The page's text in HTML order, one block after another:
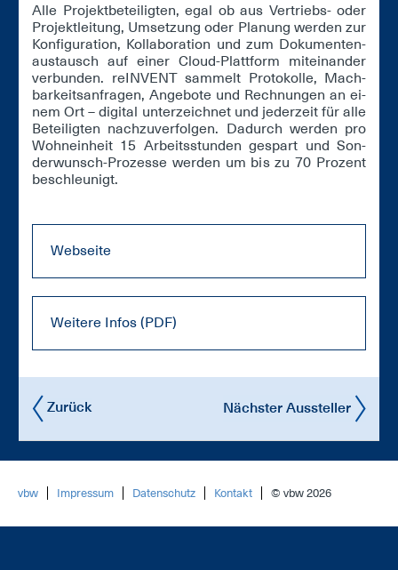
Al­le Pro­jekt­be­tei­lig­ten, egal ob aus Ver­triebs- oder
Pro­jekt­lei­tung, Um­set­zung oder Pla­nung wer­den zur
Kon­fi­gu­ra­ti­on, Kol­la­bo­ra­ti­on und zum Do­ku­men­ten­
aus­tausch auf ei­ner Cloud-Platt­form mit­ein­an­der
ver­bun­den. re­INVENT sam­melt Pro­to­kol­le, Mach­
bar­keits­an­fra­gen, An­ge­bo­te und Rech­nun­gen an ei­
nem Ort – di­gi­tal un­ter­zeich­net und je­der­zeit für al­le
Be­tei­lig­ten nach­zu­ver­fol­gen. Da­durch wer­den pro
Wohn­ein­heit 15 Ar­beits­stun­den ge­spart und Son­
der­wunsch-Pro­zes­se wer­den um bis zu 70 Pro­zent
be­schleu­nigt.
Webseite
Weitere Infos (PDF)
Nächster Aussteller
Zurück
vbw Impressum Datenschutz Kontakt © vbw 2026